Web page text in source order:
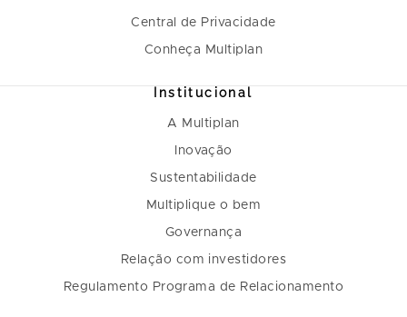
Central de Privacidade
Conheça Multiplan
Institucional
A Multiplan
Inovação
Sustentabilidade
Multiplique o bem
Governança
Relação com investidores
Regulamento Programa de Relacionamento